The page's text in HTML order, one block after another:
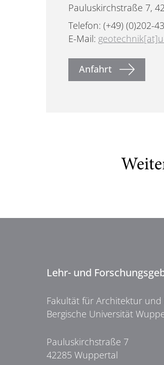
Pauluskirchstraße 7,
Telefon: (+49) (0)202-
E-Mail:
Anfahrt
Lehr- und
Fakultät für Architektur und
Bergische Universität
Pauluskirchstraße 7
42285 Wuppertal